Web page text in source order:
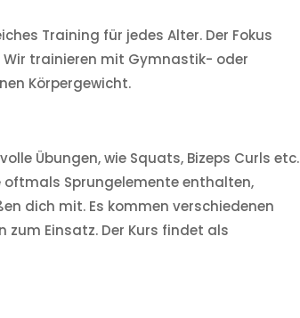
Training für jedes Alter. Der Fokus
trainieren mit Gymnastik- oder
Körpergewicht.
Übungen, wie Squats, Bizeps Curls etc.
Sprungelemente enthalten,
dich mit. Es kommen verschiedenen
zum Einsatz. Der Kurs findet als